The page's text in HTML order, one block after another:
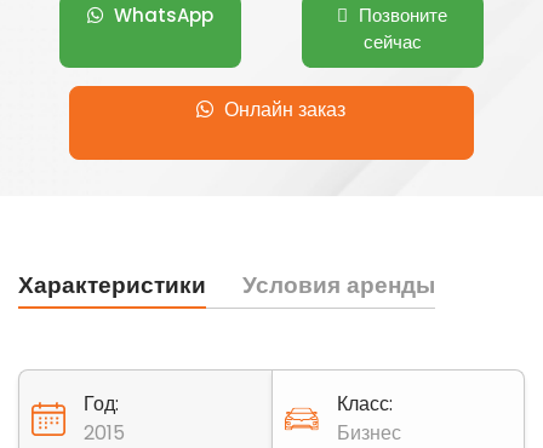
WhatsApp
Позвоните
сейчас
Онлайн заказ
Характеристики Условия аренды
Год:
2015
Класс:
Бизнес